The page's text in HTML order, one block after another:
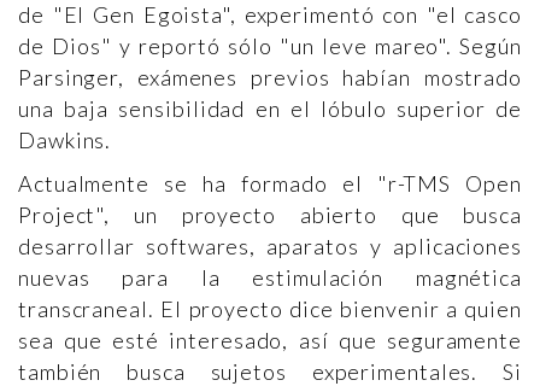
de "El Gen Egoista", experimentó con "el casco
de Dios" y reportó sólo "un leve mareo". Según
Parsinger, exámenes previos habían mostrado
una baja sensibilidad en el lóbulo superior de
Dawkins.
Actualmente se ha formado el "r-TMS Open
Project", un proyecto abierto que busca
desarrollar softwares, aparatos y aplicaciones
nuevas para la estimulación magnética
transcraneal. El proyecto dice bienvenir a quien
sea que esté interesado, así que seguramente
también busca sujetos experimentales. Si